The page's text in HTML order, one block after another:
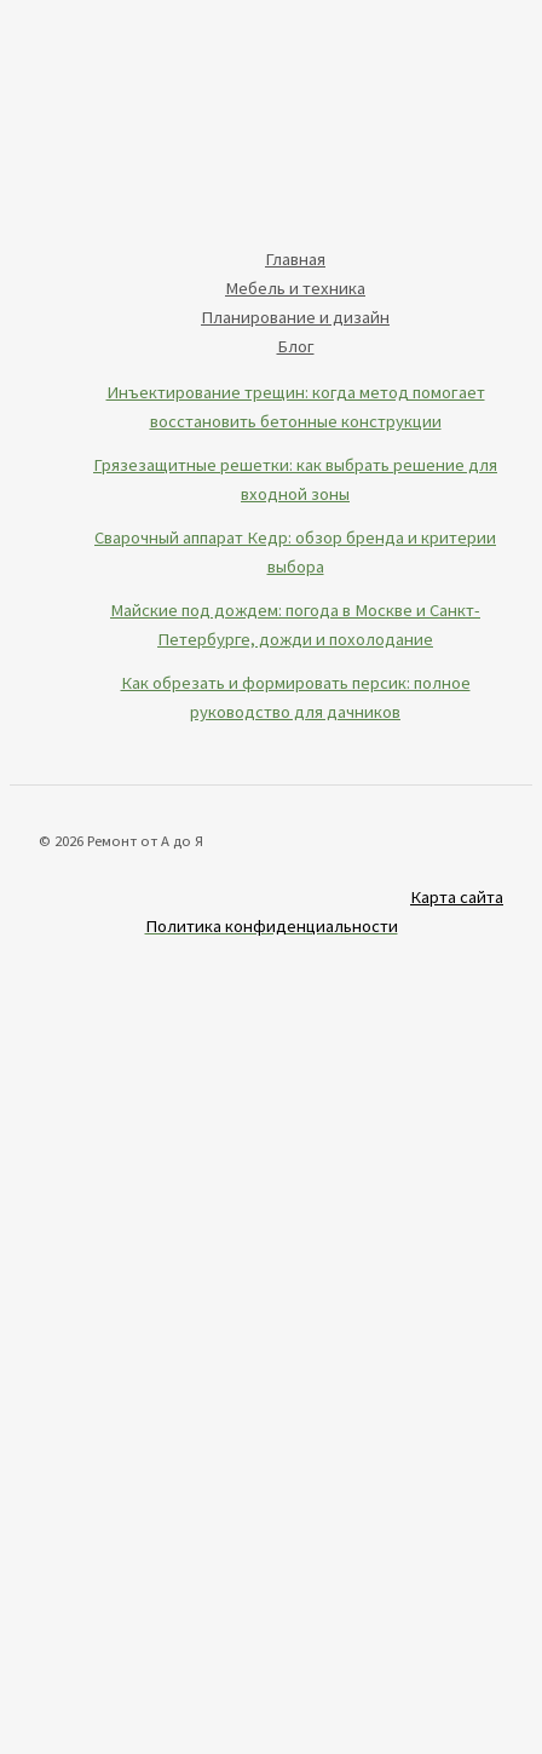
Главная
Мебель и техника
Планирование и дизайн
Блог
Инъектирование трещин: когда метод помогает
восстановить бетонные конструкции
Грязезащитные решетки: как выбрать решение для
входной зоны
Сварочный аппарат Кедр: обзор бренда и критерии
выбора
Майские под дождем: погода в Москве и Санкт-
Петербурге, дожди и похолодание
Как обрезать и формировать персик: полное
руководство для дачников
© 2026 Ремонт от А до Я
Карта сайта
Политика конфиденциальности